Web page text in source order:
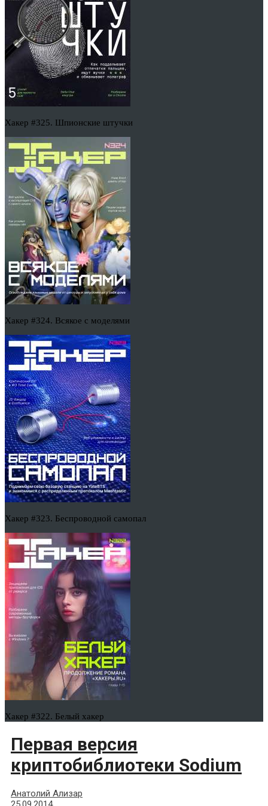
Хакер #325. Шпионские штучки
Хакер #324. Всякое с моделями
Хакер #323. Беспроводной самопал
Хакер #322. Белый хакер
Первая версия
криптобиблиотеки Sodium
Анатолий Ализар